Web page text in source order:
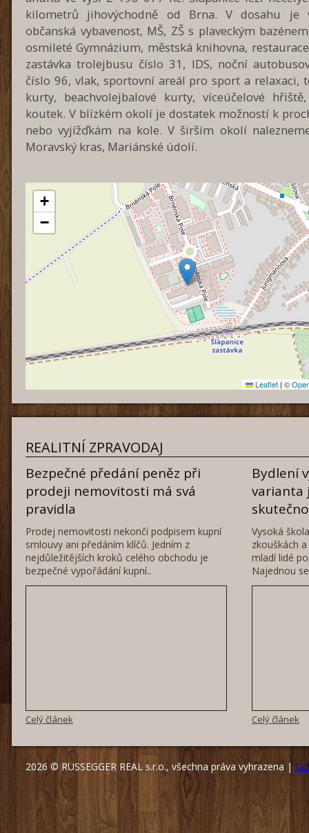
kilometrů jihovýchodně od Brna. V dosahu je
občanská vybavenost, MŠ, ZŠ s plaveckým
osmileté Gymnázium, městská knihovna,
zastávka trolejbusu číslo 31, IDS, noční
číslo 96, vlak, sportovní areál pro sport a relaxaci,
kurty, beachvolejbalové kurty, víceúčelové
koutek. V blízkém okolí je dostatek možností k
nebo vyjížďkám na kole. V širším okolí
Moravský kras, Mariánské údolí.
+
−
Leaflet | ©
REALITNÍ ZPRAVODAJ
Bezpečné předání peněz při
prodeji nemovitosti má svá
pravidla
Prodej nemovitosti nekončí podpisem kupní
smlouvy ani předáním klíčů. Jedním z
nejdůležitějších kroků celého obchodu je
bezpečné vypořádání kupní..
Celý článek
Bydlení
varianta
Vysoká
zkouškách
mladí lidé
Najednou
Celý článek
2026 © RUSSEGGER REAL s.r.o., všechna práva vyhrazena |